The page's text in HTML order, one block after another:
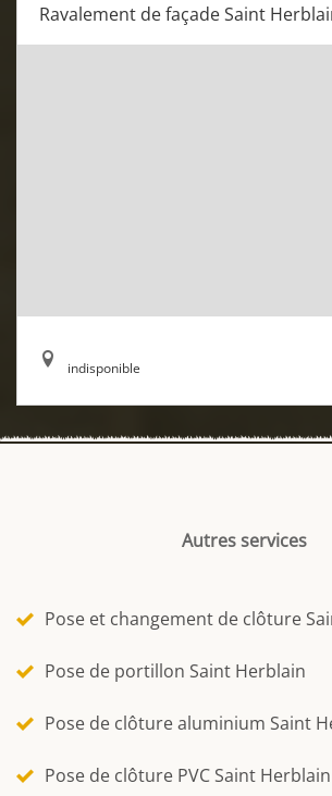
Ravalement de façade Saint
indisponible
Autres services
Pose et changement de clôture
Pose de portillon Saint Herblain
Pose de clôture aluminium Saint
Pose de clôture PVC Saint Herblain